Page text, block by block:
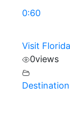
0:60
Visit Florida
0views
Destination